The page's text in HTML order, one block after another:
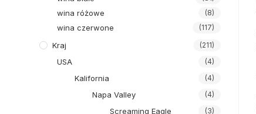
wina różowe (8)
wina czerwone (117)
Kraj (211)
USA (4)
Kalifornia (4)
Napa Valley (4)
Screaming Eagle (3)